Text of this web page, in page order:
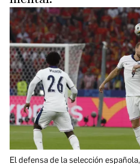
El defensa de la selección